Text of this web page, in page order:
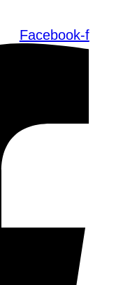
Facebook-f